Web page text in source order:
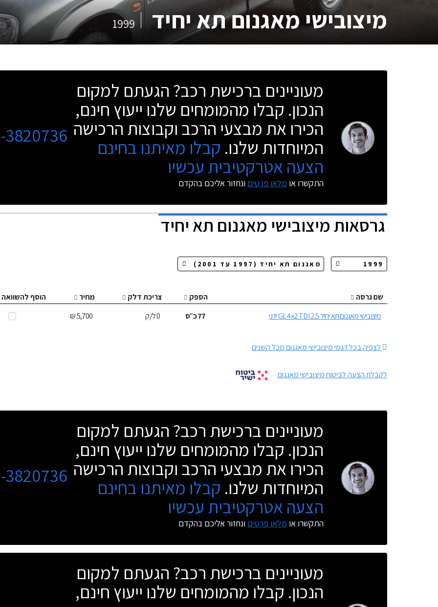
מיצובישי מאגנום תא יחיד 1999
מעוניינים ברכישת רכב? הגעתם למקום
הנכון. קבלו מהמומחים שלנו ייעוץ חינם,
הכירו את מבצעי הרכב וקבוצות הרכישה
המיוחדות שלנו. קבלו מאיתנו בחינם
הצעה אטרקטיבית עכשיו
התקשרו או מלאו פרטים ונחזור אליכם בהקדם
3820736
גרסאותמיצובישי מאגנום תא יחיד
שם גרסה הספק צריכת דלק מחיר
הוסף להשוואה
מיצובישי מאגנום תא יחיד GL 4x2 TDI 2.5 ידני
77כ״ס 0ל/ק 5,700 ₪
לצפיה בכל דגמי מיצובישי מאגנום מכל השנים
לקבלת הצעה לביטוח מיצובישי מאגנום
מעוניינים ברכישת רכב? הגעתם למקום
הנכון. קבלו מהמומחים שלנו ייעוץ חינם,
הכירו את מבצעי הרכב וקבוצות הרכישה
המיוחדות שלנו. קבלו מאיתנו בחינם
הצעה אטרקטיבית עכשיו
התקשרו או מלאו פרטים ונחזור אליכם בהקדם
3820736
מעוניינים ברכישת רכב? הגעתם למקום
הנכון. קבלו מהמומחים שלנו ייעוץ חינם,